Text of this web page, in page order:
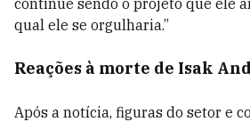
continue sendo o projeto que ele
qual ele se orgulharia.”
Reações à morte de Isak
Após a notícia, figuras do setor e